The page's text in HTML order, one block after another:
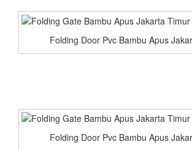
Folding Door Pvc Bambu Apus
Folding Door Pvc Bambu Apus